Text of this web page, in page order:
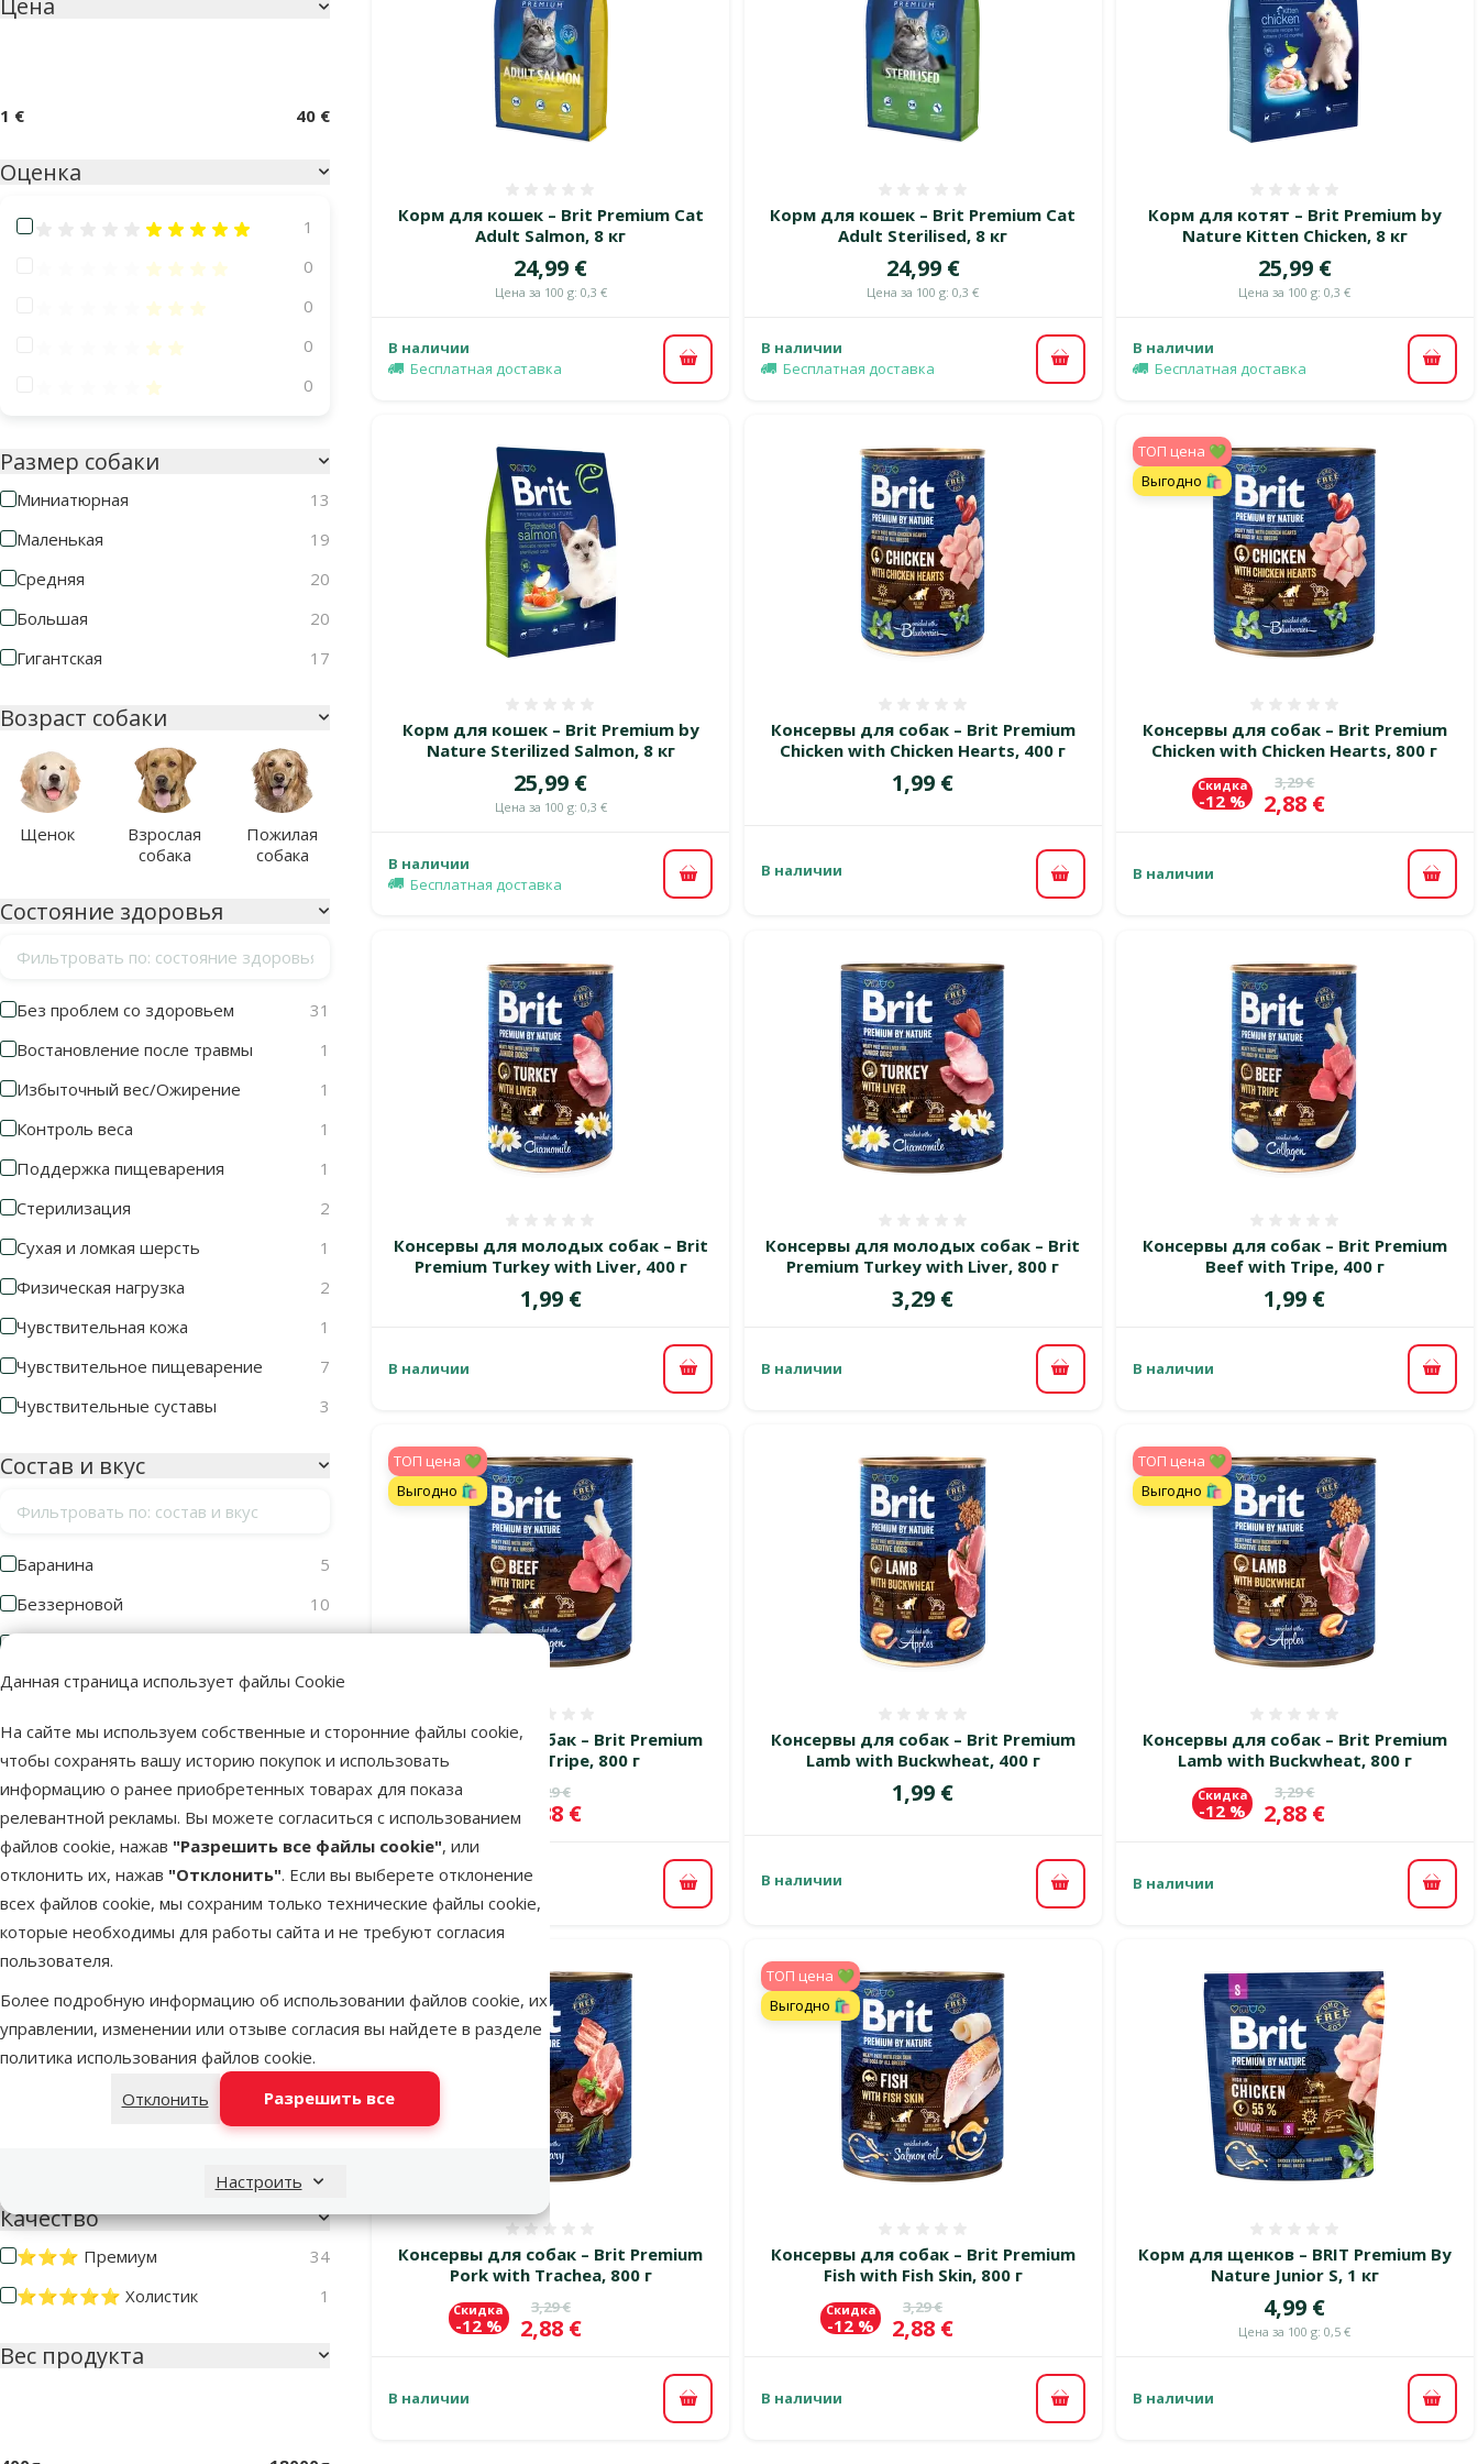
Данная страница использует файлы Cookie
На сайте мы используем собственные и сторонние файлы cookie,
чтобы сохранять вашу историю покупок и использовать
информацию о ранее приобретенных товарах для показа
релевантной рекламы. Вы можете согласиться с использованием
файлов cookie, нажав "Разрешить все файлы cookie", или
отклонить их, нажав "Отклонить". Если вы выберете отклонение
всех файлов cookie, мы сохраним только технические файлы cookie,
которые необходимы для работы сайта и не требуют согласия
пользователя.
Более подробную информацию об использовании файлов cookie, их
управлении, изменении или отзыве согласия вы найдете в разделе
политика использования файлов cookie.
Отклонить
Разрешить все
Настроить
Параметрический фильтр
Цена
1 € 40 €
Оценка
Оценка 100%
1
Оценка 80%
0
Оценка 60%
0
Оценка 40%
0
Оценка 20%
0
Размер собаки
Миниатюрная
13
Маленькая
19
Средняя
20
Большая
20
Гигантская
17
Возраст собаки
Щенок
Взрослая
собака
Пожилая
собака
Состояние здоровья
Фильтровать по: состояние здоровья
Без проблем со здоровьем
31
Востановление после травмы
1
Избыточный вес/Ожирение
1
Контроль веса
1
Поддержка пищеварения
1
Стерилизация
2
Сухая и ломкая шерсть
1
Физическая нагрузка
2
Чувствительная кожа
1
Чувствительное пищеварение
7
Чувствительные суставы
3
Состав и вкус
Фильтровать по: состав и вкус
Баранина
5
Беззерновой
10
Говядина
2
Злаки
Индейка и мясо индейки
5
Куриное мясо
28
Лососевый жир
1
Лосось
3
Пряные травы
Рис
Рыба
1
Свинина
1
1
Качество
⭐⭐⭐ Премиум
34
⭐⭐⭐⭐⭐ Холистик
1
Вес продукта
Корм для кошек – Brit Premium Cat
Adult Salmon, 8 кг
Цена
24,99 €
Цена за 100 g: 0,3 €
В наличии
Бесплатная доставка
В корзину
Корм для кошек – Brit Premium Cat
Adult Sterilised, 8 кг
Цена
24,99 €
Цена за 100 g: 0,3 €
В наличии
Бесплатная доставка
В корзину
Корм для котят – Brit Premium by
Nature Kitten Chicken, 8 кг
Цена
25,99 €
Цена за 100 g: 0,3 €
В наличии
Бесплатная доставка
В
Корм для кошек – Brit Premium by
Nature Sterilized Salmon, 8 кг
Цена
25,99 €
Цена за 100 g: 0,3 €
В наличии
Бесплатная доставка
В корзину
Консервы для собак – Brit Premium
Chicken with Chicken Hearts, 400 г
Цена
1,99 €
В наличии
В корзину
Консервы для собак – Brit Premium
Chicken with Chicken Hearts, 800 г
Исходная цена
3,29 €
Цена
2,88 €
Скидка
-12 %
TOП цена 💚
Выгодно 🛍️
В наличии В
Консервы для молодых собак – Brit
Premium Turkey with Liver, 400 г
Цена
1,99 €
В наличии В корзину
Консервы для молодых собак – Brit
Premium Turkey with Liver, 800 г
Цена
3,29 €
В наличии В корзину
Консервы для собак – Brit Premium
Beef with Tripe, 400 г
Цена
1,99 €
В наличии В
Консервы для собак – Brit Premium
Beef with Tripe, 800 г
Исходная цена
3,29 €
Цена
2,88 €
Скидка
-12 %
TOП цена 💚
Выгодно 🛍️
В наличии В корзину
Консервы для собак – Brit Premium
Lamb with Buckwheat, 400 г
Цена
1,99 €
В наличии
В корзину
Консервы для собак – Brit Premium
Lamb with Buckwheat, 800 г
Исходная цена
3,29 €
Цена
2,88 €
Скидка
-12 %
TOП цена 💚
Выгодно 🛍️
В наличии В
Консервы для собак – Brit Premium
Pork with Trachea, 800 г
Оценка 0%
Исходная цена
3,29 €
Цена
2,88 €
Скидка
-12 %
Выгодно 🛍️
В наличии В корзину
Консервы для собак – Brit Premium
Fish with Fish Skin, 800 г
Исходная цена
3,29 €
Цена
2,88 €
Скидка
-12 %
TOП цена 💚
Выгодно 🛍️
В наличии В корзину
Корм для щенков – BRIT Premium By
Nature Junior S, 1 кг
Цена
4,99 €
Цена за 100 g: 0,5 €
В наличии В